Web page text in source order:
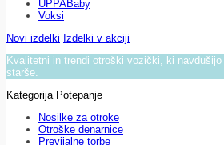
UPPABaby
Voksi
Novi izdelki Izdelki v akciji
Kvalitetni in trendi otroški vozički, ki
starše.
Kategorija Potepanje
Nosilke za otroke
Otroške denarnice
Previjalne torbe